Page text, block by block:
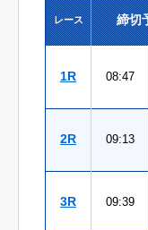
レース
締切
1R 08:47
2R 09:13
3R 09:39